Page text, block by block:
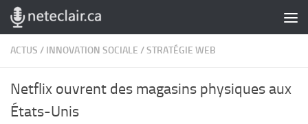
Skip to content
ACTUS / INNOVATION SOCIALE /STRATÉGIE WEB
Netflix ouvrent des magasins physiques aux
États-Unis